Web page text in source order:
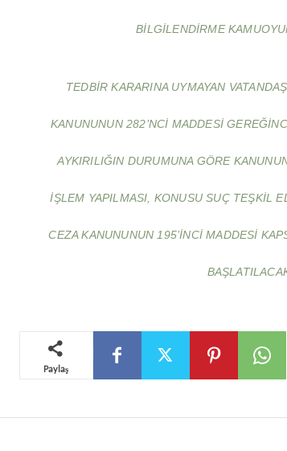
BILGILENDIRME
TEDBIR KARARINA UYMAYAN
KANUNUNUN 282’NCI MADDESI
AYKIRILIĞIN DURUMUNA GÖRE
IŞLEM YAPILMASI, KONUSU SUÇ TEŞKIL
CEZA KANUNUNUN 195’INCI MADDESI
Paylaş